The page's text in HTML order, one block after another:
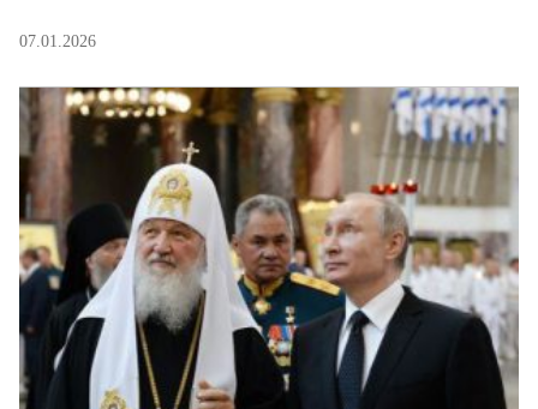
посвятил часть своего рождественского
спасительным приходом на Землю Господа: Очень
часто мы называем Господа Спасителем, потому
что он пришёл на Землю для того, чтобы спасти
всех людей. Вот […]
07.01.2026